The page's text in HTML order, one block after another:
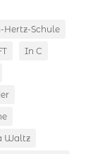
Hertz-Schule
In C
Waltz